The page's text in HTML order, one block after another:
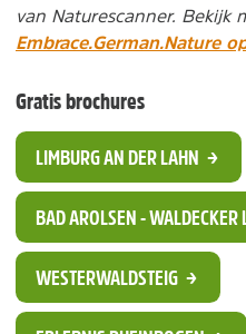
van Naturescanner. Bekijk
Embrace.German.Nature
Gratis brochures
LIMBURG AN DER LAHN
BAD AROLSEN - WALDECKER
WESTERWALDSTEIG